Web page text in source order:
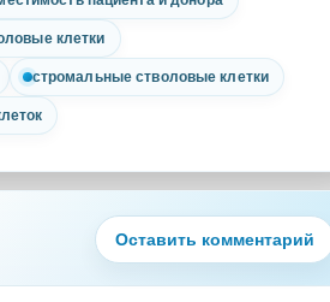
клетки
стромальные стволовые клетки
Оставить комментарий